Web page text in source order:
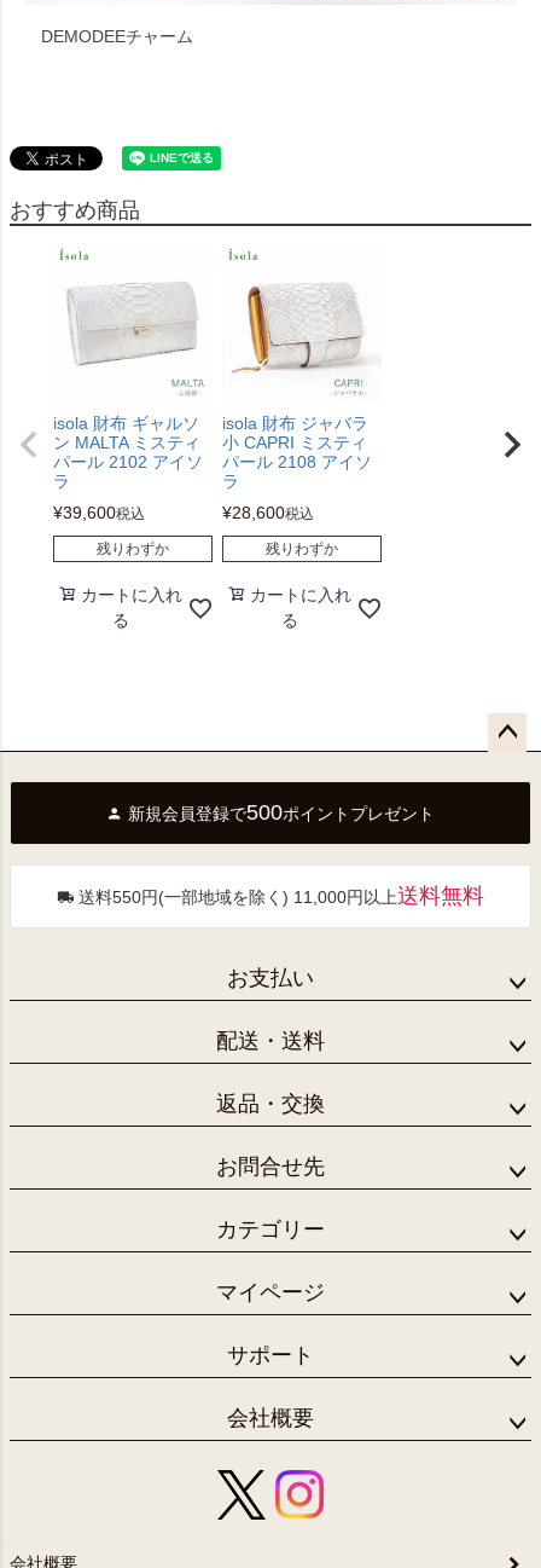
DEMODEEチャーム
おすすめ商品
isola 財布 ギャルソ
ン MALTA ミスティ
パール 2102 アイソ
ラ
¥39,600税込
残りわずか
カートに入れ
る
isola 財布 ジャバラ
小 CAPRI ミスティ
パール 2108 アイソ
ラ
¥28,600税込
残りわずか
カートに入れ
る
へ
新規会員登録で500ポイントプレゼント
送料550円(一部地域を除く) 11,000円以上送料無料
お支払い
配送・送料
返品・交換
お問合せ先
カテゴリー
マイページ
サポート
会社概要
会社概要